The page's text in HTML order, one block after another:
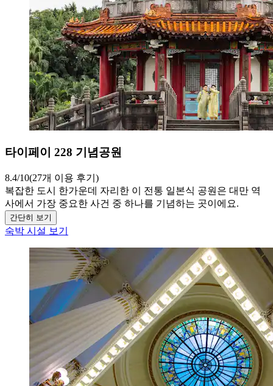
타이페이 228 기념공원
8.4/10(27개 이용 후기)
복잡한 도시 한가운데 자리한 이 전통 일본식 공원은 대만 역
사에서 가장 중요한 사건 중 하나를 기념하는 곳이에요.
간단히 보기
숙박 시설 보기